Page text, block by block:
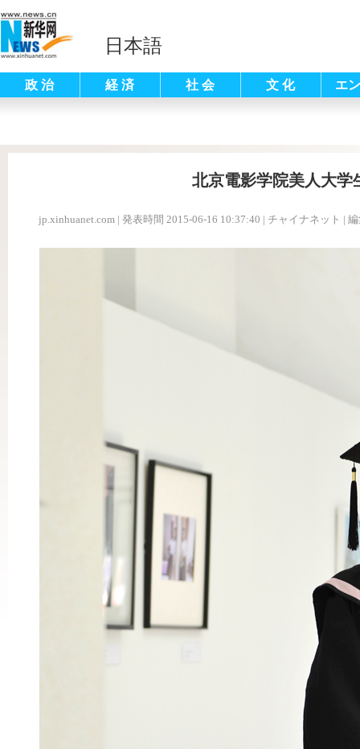
日本語
政 治 経 済 社 会 文 化 エ
北京電影学院美人大
jp.xinhuanet.com | 発表時間 2015-06-16 10:37:40 | チャイナネット |